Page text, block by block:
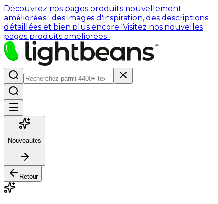
Découvrez nos pages produits nouvellement
améliorées : des images d'inspiration, des descriptions
détaillées et bien plus encore !Visitez nos nouvelles
pages produits améliorées !
Nouveautés
Retour